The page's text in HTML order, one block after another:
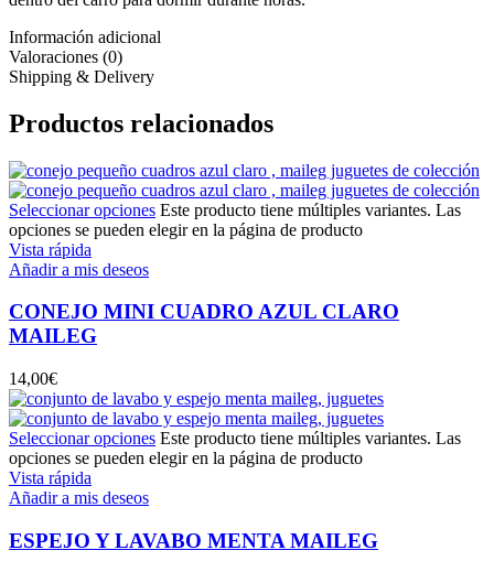
Información adicional
Valoraciones (0)
Shipping & Delivery
Productos relacionados
Seleccionar opciones Este producto tiene múltiples variantes. Las
opciones se pueden elegir en la página de producto
Vista rápida
Añadir a mis deseos
CONEJO MINI CUADRO AZUL CLARO
MAILEG
14,00€
Seleccionar opciones Este producto tiene múltiples variantes. Las
opciones se pueden elegir en la página de producto
Vista rápida
Añadir a mis deseos
ESPEJO Y LAVABO MENTA MAILEG